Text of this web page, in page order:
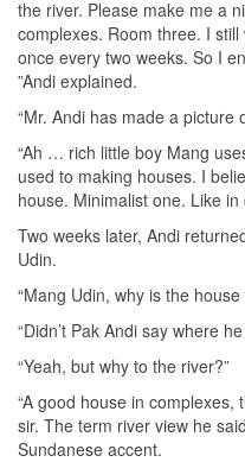
the river. Please make me a
complexes. Room three. I
once every two weeks. So I
”Andi explained.
“Mr. Andi has made a picture
“Ah … rich little boy Mang
used to making houses. I
house. Minimalist one. Like in
Two weeks later, Andi
Udin.
“Mang Udin, why is the
“Didn’t Pak Andi say where
“Yeah, but why to the river?”
“A good house in
sir. The term river view he
Sundanese accent.